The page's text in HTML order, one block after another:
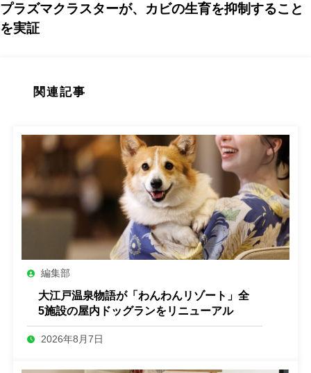
プラズマクラスターが、カビの生育を抑制すること
を実証
関連記事
編集部
大江戸温泉物語が「わんわんリゾート」全
5施設の屋内ドッグランをリニューアル
2026年8月7日